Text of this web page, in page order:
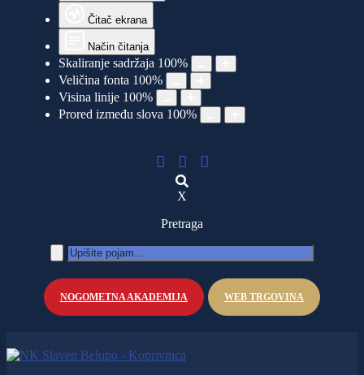
Čitač ekrana
Način čitanja
Skaliranje sadržaja 100%
Veličina fonta 100%
Visina linije 100%
Prored između slova 100%
X
Pretraga
NOGOMETNA AKADEMIJA WEB TRGOVINA